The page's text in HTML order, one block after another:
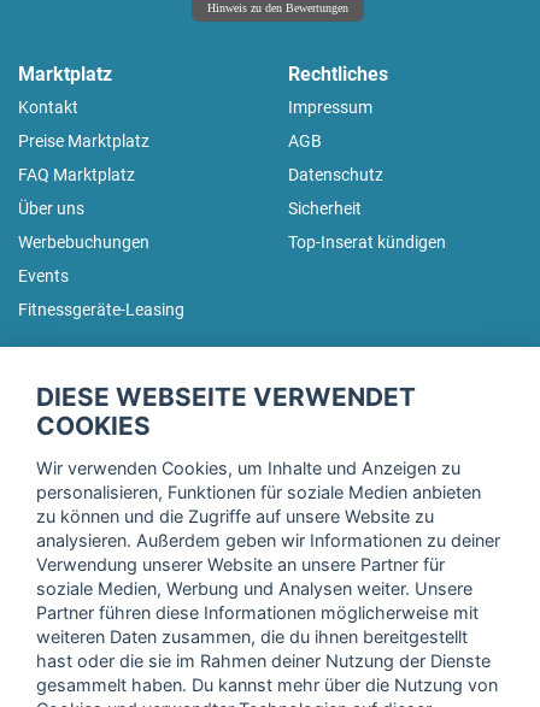
Hinweis zu den Bewertungen
Marktplatz
Kontakt
Preise Marktplatz
FAQ Marktplatz
Über uns
Werbebuchungen
Events
Fitnessgeräte-Leasing
Rechtliches
Impressum
AGB
Datenschutz
Sicherheit
Top-Inserat kündigen
Trage dich hier für unseren Newsletter ein und erhalte regelmäßig
Ich stimme der Verarbeitung meiner Daten, wie in der
Einwilligungserklärungder fitnessmarkt.de services GmbH
beschrieben, zu und bestätige, dass ich das 16. Lebensjahr
vollendet habe. Ich kann diese Einwilligung jederzeit mit
Wirkung für die Zukunft widerrufen. Weitere Informationen
DIESE WEBSEITE VERWENDET
COOKIES
Wir verwenden Cookies, um Inhalte und Anzeigen zu
personalisieren, Funktionen für soziale Medien anbieten
zu können und die Zugriffe auf unsere Website zu
analysieren. Außerdem geben wir Informationen zu deiner
Verwendung unserer Website an unsere Partner für
soziale Medien, Werbung und Analysen weiter. Unsere
Partner führen diese Informationen möglicherweise mit
weiteren Daten zusammen, die du ihnen bereitgestellt
hast oder die sie im Rahmen deiner Nutzung der Dienste
gesammelt haben. Du kannst mehr über die Nutzung von